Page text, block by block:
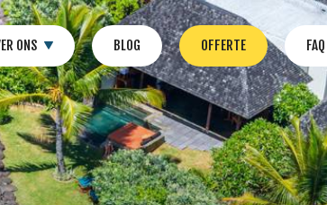
ONS BLOG OFFERTE FAQ